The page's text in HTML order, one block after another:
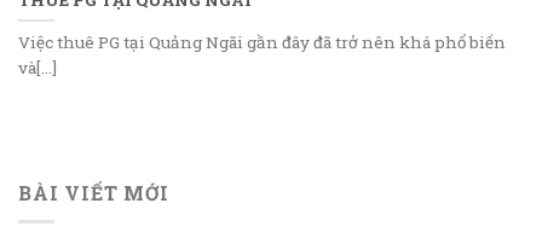
Việc thuê PG tại Quảng Ngãi gần đây đã trở nên khá phổ biến
và[...]
BÀI VIẾT MỚI